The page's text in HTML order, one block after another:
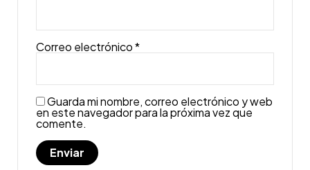
Correo electrónico*
Guarda mi nombre, correo electrónico y web
en este navegador para la próxima vez que
comente.